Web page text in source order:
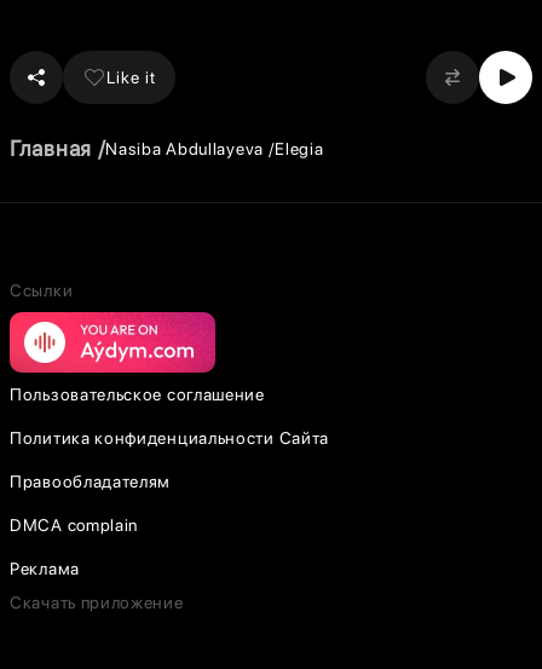
Like it
Главная Nasiba Abdullayeva Elegia
Ссылки
Пользовательское соглашение
Политика конфиденциальности Сайта
Правообладателям
DMCA complain
Реклама
Скачать приложение